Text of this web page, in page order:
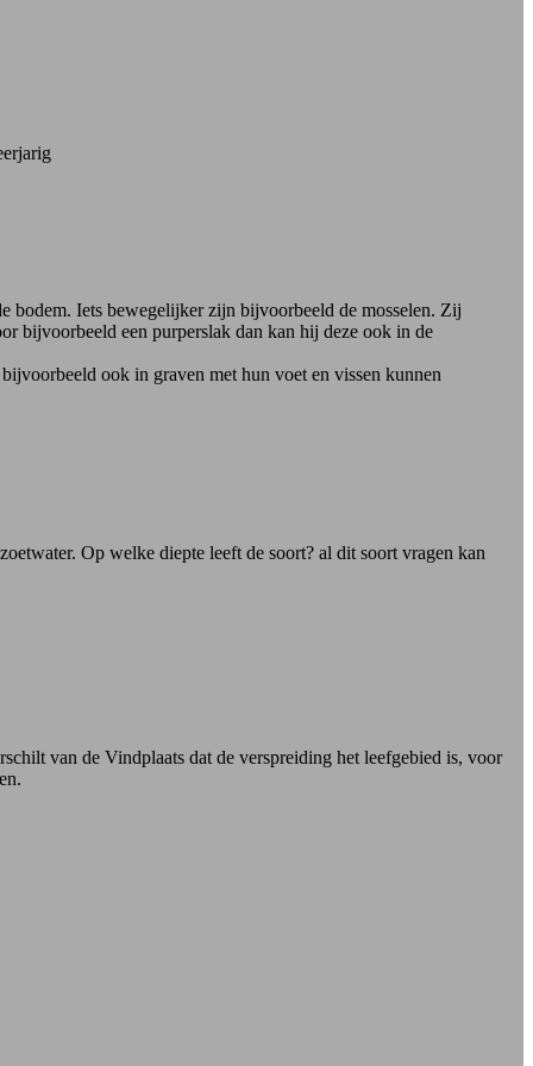
bodem. Iets bewegelijker zijn bijvoorbeeld de mosselen. Zij
bijvoorbeeld een purperslak dan kan hij deze ook in de
ook in graven met hun voet en vissen kunnen
Op welke diepte leeft de soort? al dit soort vragen kan
van de Vindplaats dat de verspreiding het leefgebied is, voor